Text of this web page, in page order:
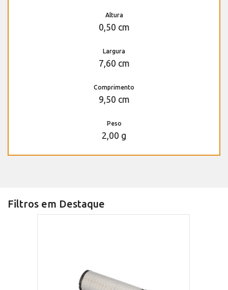
Altura
0,50 cm
Largura
7,60 cm
Comprimento
9,50 cm
Peso
2,00 g
Filtros em Destaque